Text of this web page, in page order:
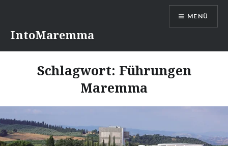
InhaltIntoMaremma
MENÜ
Schlagwort: Führungen
Maremma